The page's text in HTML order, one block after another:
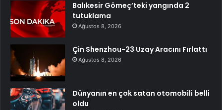
Balıkesir Gömeç’teki yangında 2
tutuklama
Ağustos 8, 2026
Çin Shenzhou-23 Uzay Aracını Fırlattı
Ağustos 8, 2026
Dünyanın en çok satan otomobili belli
oldu